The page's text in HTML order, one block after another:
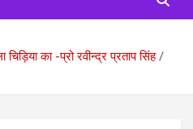
का -प्रो रवीन्द्र प्रताप सिंह